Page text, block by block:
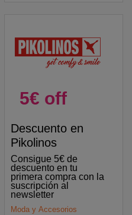
5€ off
Descuento en
Pikolinos
Consigue 5€ de
descuento en tu
primera compra con la
suscripción al
newsletter
Moda y Accesorios